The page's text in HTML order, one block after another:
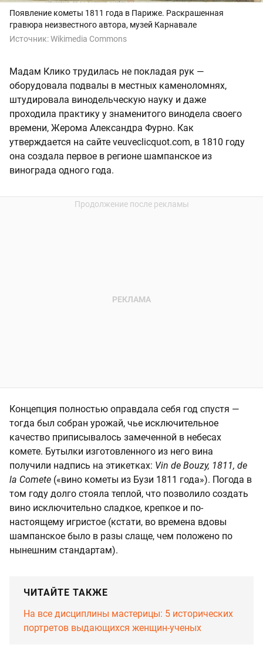
Появление кометы 1811 года в Париже. Раскрашенная
гравюра неизвестного автора, музей Карнавале
Источник:Wikimedia Commons
Мадам Клико трудилась не покладая рук —
оборудовала подвалы в местных каменоломнях,
штудировала винодельческую науку и даже
проходила практику у знаменитого винодела своего
времени, Жерома Александра Фурно. Как
утверждается на сайте veuveclicquot.com, в 1810 году
она создала первое в регионе шампанское из
винограда одного года.
Концепция полностью оправдала себя год спустя —
тогда был собран урожай, чье исключительное
качество приписывалось замеченной в небесах
комете. Бутылки изготовленного из него вина
получили надпись на этикетках: Vin de Bouzy, 1811, de
la Comete («вино кометы из Бузи 1811 года»). Погода в
том году долго стояла теплой, что позволило создать
вино исключительно сладкое, крепкое и по-
настоящему игристое (кстати, во времена вдовы
шампанское было в разы слаще, чем положено по
нынешним стандартам).
ЧИТАЙТЕ ТАКЖЕ
На все дисциплины мастерицы: 5 исторических
портретов выдающихся женщин-ученых